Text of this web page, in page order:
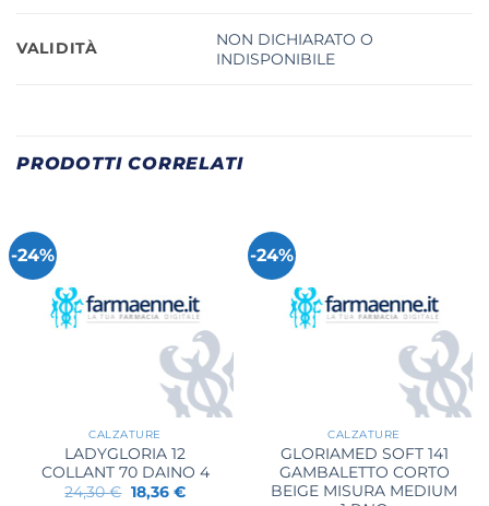
VALIDITÀ
NON DICHIARATO O
INDISPONIBILE
PRODOTTI CORRELATI
-24%
CALZATURE
LADYGLORIA 12
COLLANT 70 DAINO 4
24,30€ Il
18,36 €Il
-24%
CALZATURE
GLORIAMED SOFT 141
GAMBALETTO CORTO
BEIGE MISURA MEDIUM